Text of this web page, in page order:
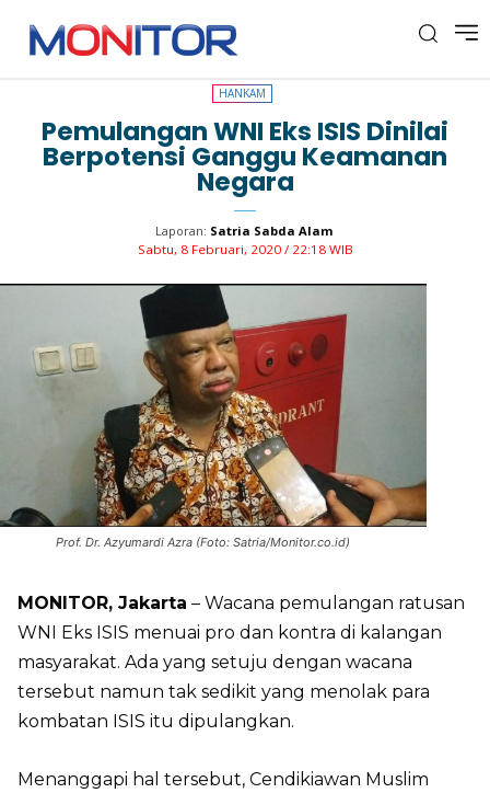
HANKAM
HANKAM
Pemulangan WNI Eks ISIS Dinilai
Berpotensi Ganggu Keamanan
Negara
Laporan: Satria Sabda Alam
Sabtu, 8 Februari, 2020 / 22:18 WIB
Prof. Dr. Azyumardi Azra (Foto: Satria/Monitor.co.id)
MONITOR, Jakarta – Wacana pemulangan ratusan
WNI Eks ISIS menuai pro dan kontra di kalangan
masyarakat. Ada yang setuju dengan wacana
tersebut namun tak sedikit yang menolak para
kombatan ISIS itu dipulangkan.
Menanggapi hal tersebut, Cendikiawan Muslim